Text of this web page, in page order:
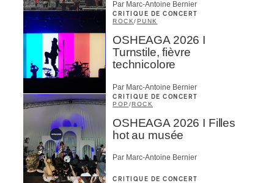
Par Marc-Antoine Bernier
CRITIQUE DE CONCERT
ROCK/PUNK
OSHEAGA 2026 I
Turnstile, fièvre
technicolore
Par Marc-Antoine Bernier
CRITIQUE DE CONCERT
POP /ROCK
OSHEAGA 2026 I Filles
hot au musée
Par Marc-Antoine Bernier
CRITIQUE DE CONCERT